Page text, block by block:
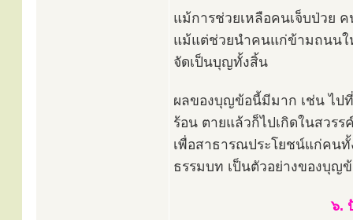
แม้การช่วยเหลือคนเจ็บป่วย
แม้แต่ช่วยนำคนแก่ข้ามถนนใ
จัดเป็นบุญทั้งสิ้น
ผลของบุญข้อนี้มีมาก เช่น ไป
ร้อน ตายแล้วก็ไปเกิดในสวร
เพื่อสาธารณประโยชน์แก่คน
ธรรมบท เป็นตัวอย่างของบุญ
๖.